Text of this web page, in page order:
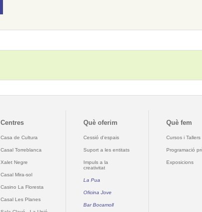
Centres
Casa de Cultura
Casal Torreblanca
Xalet Negre
Casal Mira-sol
Casino La Floresta
Casal Les Planes
Què oferim
Cessió d'espais
Suport a les entitats
Impuls a la
creativitat
La Pua
Oficina Jove
Bar Bocamoll
Què fem
Cursos i Tallers
Programació
Exposicions